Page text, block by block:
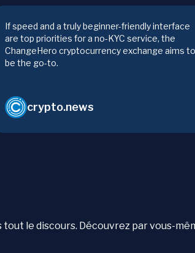
If speed and a truly beginner-friendly interface
are top priorities for a no-KYC service, the
ChangeHero cryptocurrency exchange aims to
be the go-to.
crypto.news
tout le discours. Découvrez par vous-